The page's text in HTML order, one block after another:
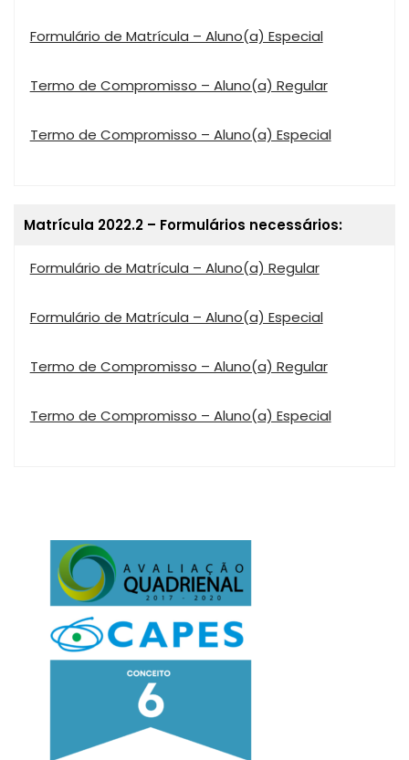
Formulário de Matrícula – Aluno(a) Especial
Termo de Compromisso – Aluno(a) Regular
Termo de Compromisso – Aluno(a) Especial
Matrícula 2022.2 – Formulários necessários:
Formulário de Matrícula – Aluno(a) Regular
Formulário de Matrícula – Aluno(a) Especial
Termo de Compromisso – Aluno(a) Regular
Termo de Compromisso – Aluno(a) Especial